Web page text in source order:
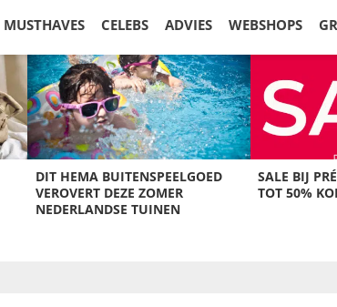
MUSTHAVES CELEBS ADVIES WEBSHOPS
DIT HEMA BUITENSPEELGOED
VEROVERT DEZE ZOMER
NEDERLANDSE TUINEN
SALE BIJ
TOT 50%